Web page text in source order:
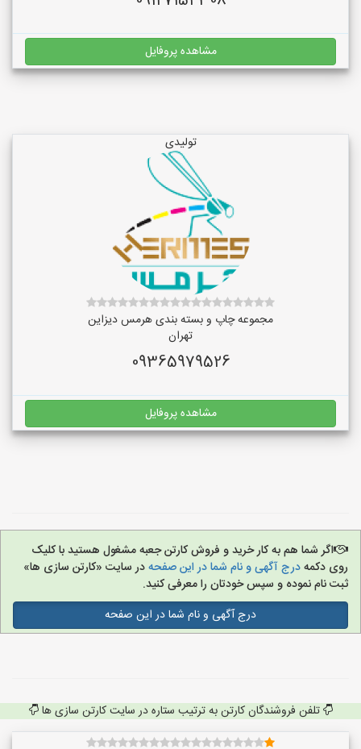
مشاهده پروفایل
تولیدی
مجموعه چاپ و بسته بندی هرمس دیزاین
تهران
09365979526
مشاهده پروفایل
اگر شما هم به کار خرید و فروش کارتن جعبه مشغول هستید با کلیک
روی دکمهدرج آگهی و نام شما در این صفحهدر سایت «کارتن سازی ها»
ثبت نام نموده و سپس خودتان را معرفی کنید.
درج آگهی و نام شما در این صفحه
تلفن فروشندگان کارتن به ترتیب ستاره در سایت کارتن سازی ها